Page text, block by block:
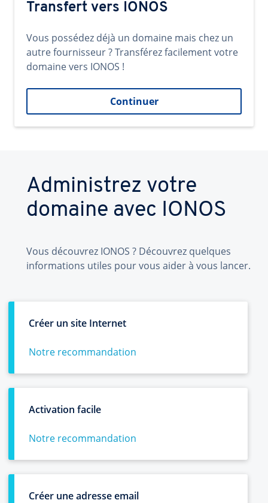
Transfert vers IONOS
Vous possédez déjà un domaine mais chez un
autre fournisseur ? Transférez facilement votre
domaine vers IONOS !
Continuer
Administrez votre
domaine avec IONOS
Vous découvrez IONOS ? Découvrez quelques
informations utiles pour vous aider à vous lancer.
Créer un site Internet
Notre recommandation
Activation facile
Notre recommandation
Créer une adresse email